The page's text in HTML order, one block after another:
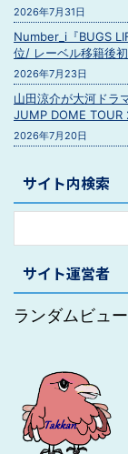
2026年7月31日
Number_i『BUGS
位/ レーベル移籍後
2026年7月23日
山田涼介が大河ドラ
JUMP DOME
2026年7月20日
サイト内検索
サイト運営者
ランダムビュ